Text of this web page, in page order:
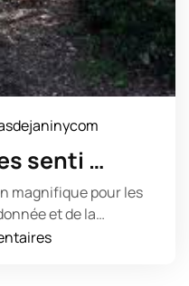
senti …
magnifique pour les
et de la…